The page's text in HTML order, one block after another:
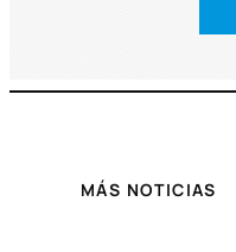
MÁS NOTICIAS